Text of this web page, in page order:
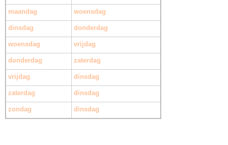
maandag woensdag
dinsdag donderdag
woensdag vrijdag
donderdag zaterdag
vrijdag dinsdag
zaterdag dinsdag
zondag dinsdag